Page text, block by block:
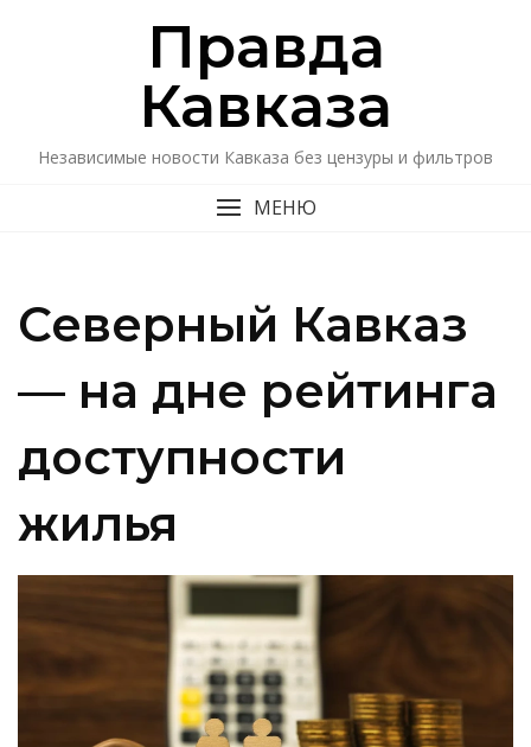
Правда
Кавказa
Независимые новости Кавказа без цензуры и фильтров
МЕНЮ
Северный Кавказ
— на дне рейтинга
доступности
жилья